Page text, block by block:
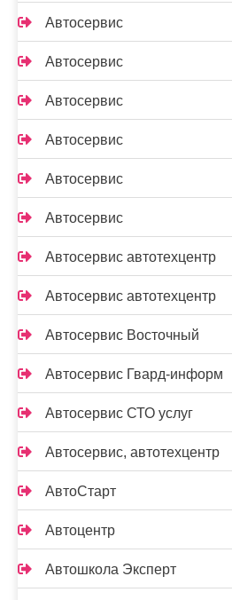
Автосервис
Автосервис
Автосервис
Автосервис
Автосервис
Автосервис
Автосервис автотехцентр
Автосервис автотехцентр
Автосервис Восточный
Автосервис Гвард-информ
Автосервис СТО услуг
Автосервис, автотехцентр
АвтоСтарт
Автоцентр
Автошкола Эксперт